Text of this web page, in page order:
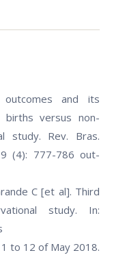
and its
births versus non-
study. Rev. Bras.
(4): 777-786 out-
C [et al]. Third
study. In:
to 12 of May 2018.